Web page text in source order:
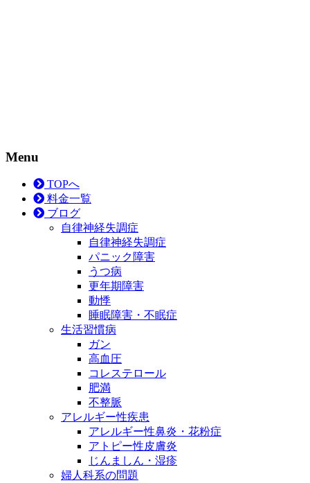
Menu
TOPへ
料金一覧
ブログ
自律神経失調症
自律神経失調症
パニック障害
うつ病
更年期障害
動悸
睡眠障害・不眠症
生活習慣病
ガン
高血圧
コレステロール
肥満
不整脈
アレルギー性疾患
アレルギー性鼻炎・花粉症
アトピー性皮膚炎
じんましん・湿疹
婦人科系の問題